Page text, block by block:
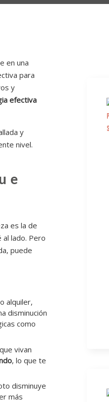
en una
para
y
efectiva
y
nivel.
es la de
lado. Pero
puede
alquiler,
disminución
como
vivan
, lo que te
disminuye
más